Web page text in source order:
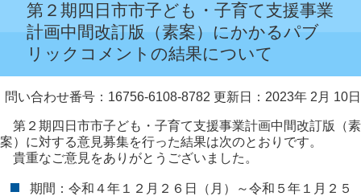
第２期四日市市子ども・子育て支援事業
計画中間改訂版（素案）にかかるパブ
リックコメントの結果について
問い合わせ番号：16756-6108-8782 更新日：2023年 2月 10日
第２期四日市市子ども・子育て支援事業計画中間改訂版（素
案）に対する意見募集を行った結果は次のとおりです。
貴重なご意見をありがとうございました。
期間：令和４年１２月２６日（月）～令和５年１月２５